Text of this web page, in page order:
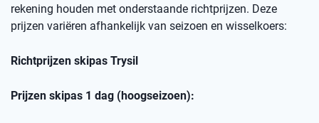
rekening houden met onderstaande richtprijzen. Deze
prijzen variëren afhankelijk van seizoen en wisselkoers:
Richtprijzen skipas Trysil
Prijzen skipas 1 dag (hoogseizoen):